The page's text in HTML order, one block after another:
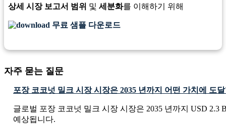
상세 시장 보고서 범위 및 세분화를 이해하기 위해
무료 샘플 다운로드
자주 묻는 질문
포장 코코넛 밀크 시장 시장은 2035 년까지 어떤 가치에 도
글로벌 포장 코코넛 밀크 시장 시장은 2035 년까지 USD 2.3
예상됩니다.